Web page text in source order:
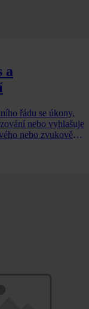
a
řádu se úkony,
nebo vyhlašuje
nebo zvukově